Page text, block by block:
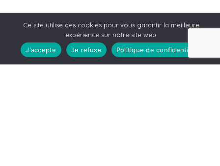
Ce site utilise des cookies pour vous garantir la meilleure
expérience sur notre site web.
J'accepte
Je refuse Politique de confidentialité